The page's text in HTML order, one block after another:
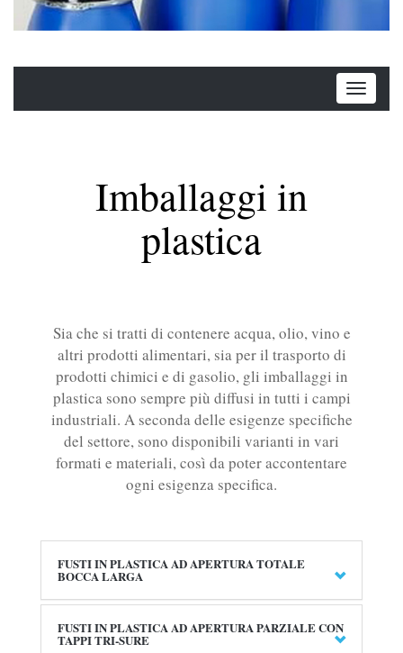
Imballaggi in
plastica
Sia che si tratti di contenere acqua, olio, vino e
altri prodotti alimentari, sia per il trasporto di
prodotti chimici e di gasolio, gli imballaggi in
plastica sono sempre più diffusi in tutti i campi
industriali. A seconda delle esigenze specifiche
del settore, sono disponibili varianti in vari
formati e materiali, così da poter accontentare
ogni esigenza specifica.
FUSTI IN PLASTICA AD APERTURA TOTALE
BOCCA LARGA
FUSTI IN PLASTICA AD APERTURA PARZIALE CON
TAPPI TRI-SURE